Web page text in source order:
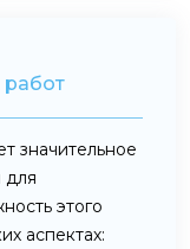
значительное
для
этого
аспектах: